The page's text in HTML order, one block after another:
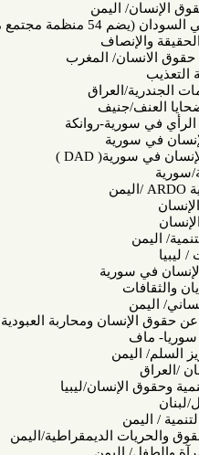
اليمن
مدني)
المغرب
العراق
روانكة
DAD
)
ومحاربة العبودية ومخلفاتها/
ليبيا
الديمقراطية/اليمن